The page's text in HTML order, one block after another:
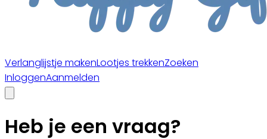
Verlanglijstje makenLootjes trekkenZoeken
InloggenAanmelden
Heb je een vraag?